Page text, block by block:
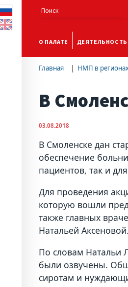
О ПАЛАТЕ ДЕЯТЕЛЬНОСТЬ
Главная НМП в
В
03.08.2018
В Смоленске дан
обеспечение
пациентов, так и
Для проведения
которую вошли
также главных
Натальей Аксеновой.
По словам Натальи
были озвучены.
сиротам и